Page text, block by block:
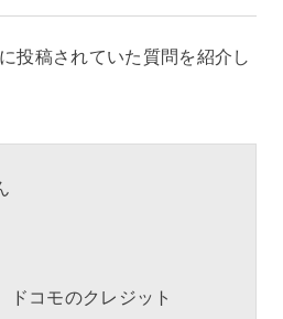
投稿されていた質問を紹介し
ドコモのクレジット